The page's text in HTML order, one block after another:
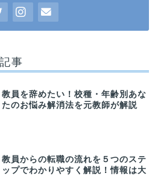
事
教員を辞めたい！校種・年齢別あな
たのお悩み解消法を元教師が解説
教員からの転職の流れを５つのステ
ップでわかりやすく解説！情報は大